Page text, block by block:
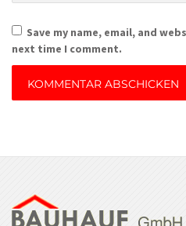
Save my name, email, and
next time I comment.